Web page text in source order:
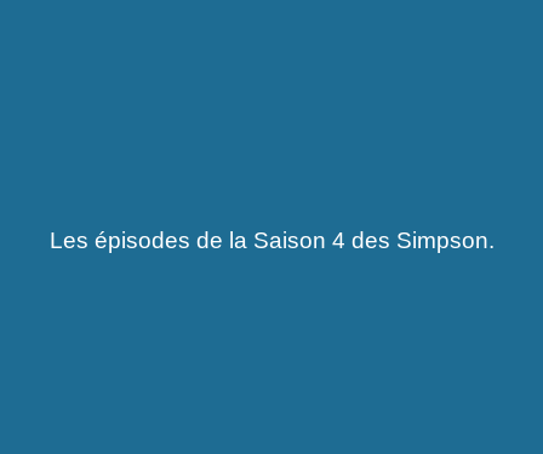
Les épisodes de la Saison 4 des Simpson.